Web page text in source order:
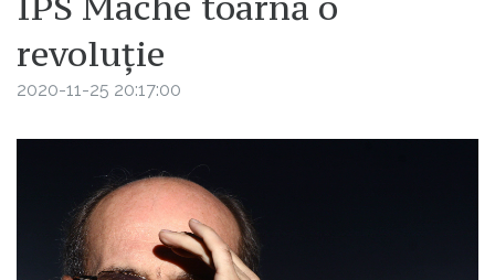
revoluție
2020-11-25 20:17:00